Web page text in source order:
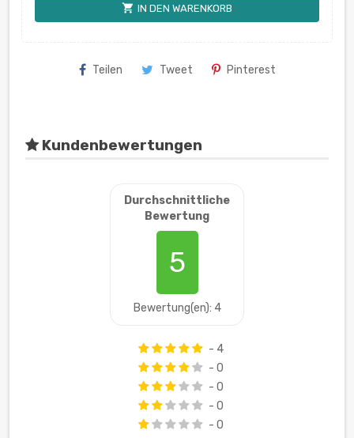
shopping_cart IN DEN WARENKORB
Teilen Tweet Pinterest
Kundenbewertungen
Durchschnittliche
Bewertung
5
Bewertung(en): 4
- 4
- 0
- 0
- 0
- 0